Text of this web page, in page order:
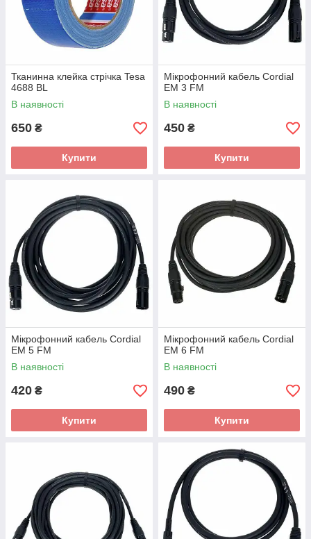
Тканинна клейка стрічка Tesa
4688 BL
В наявності
650 ₴
Купити
Мікрофонний кабель Cordial
EM 3 FM
В наявності
450 ₴
Купити
Мікрофонний кабель Cordial
EM 5 FM
В наявності
420 ₴
Купити
Мікрофонний кабель Cordial
EM 6 FM
В наявності
490 ₴
Купити